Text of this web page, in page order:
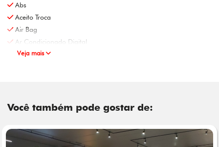
Abs
Aceito Troca
Air Bag
Ar Condicionado Digital
Veja mais
Você também pode gostar de: